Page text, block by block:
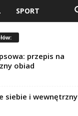
SPORT
przepis na
obiad
siebie i wewnętrzny